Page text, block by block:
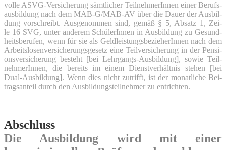
vol­le ASVG-Ver­si­che­rung sämt­li­cher Teil­neh­me­rIn­nen einer Berufs­
aus­bil­dung nach dem MAB-G/MAB-AV über die Dau­er der Aus­bil­
dung vor­schreibt. Aus­ge­nom­men sind, gemäß § 5, Absatz 1, Zei­
le 16 SVG, unter ande­rem Schü­le­rIn­nen in Aus­bil­dung zu Gesund­
heits­be­ru­fen, wenn für sie als Geld­leis­tungs­be­zie­he­rIn­nen nach dem
Arbeits­lo­sen­ver­si­che­rungs­ge­setz eine Teil­ver­si­che­rung in der Pen­si­
ons­ver­si­che­rung besteht [bei Lehr­gangs-Aus­bil­dung], sowie Teil­
neh­me­rIn­nen, die bereits im einem Dienst­ver­hält­nis ste­hen [bei
Dual-Aus­bil­dung]. Wenn dies nicht zutrifft, ist der monat­li­che Bei­
trags­an­teil durch den Aus­bil­dungs­teil­neh­mer zu entrichten.
Abschluss
Die Ausbildung wird mit einer